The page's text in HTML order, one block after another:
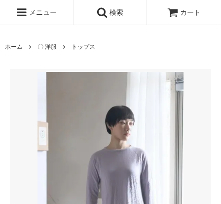
メニュー 検索 カート
ホーム 〇 洋服 トップス